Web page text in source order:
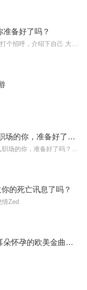
准备好了吗？
【免费】职场镜鉴|初入职场的你，准备好了吗？
的死亡讯息了吗？
情Zed
耳机准备好了吗？让你耳朵怀孕的欧美金曲来了